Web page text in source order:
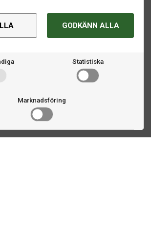
GODKÄNN ALLA
Statistiska
Marknadsföring